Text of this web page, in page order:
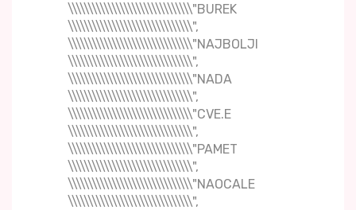
\\\\\\\\\\\\\\\\\\\\\\\\\\\\\\\"BUREK
\\\\\\\\\\\\\\\\\\\\\\\\\\\\\\\",
\\\\\\\\\\\\\\\\\\\\\\\\\\\\\\\"NAJBOLJI
\\\\\\\\\\\\\\\\\\\\\\\\\\\\\\\",
\\\\\\\\\\\\\\\\\\\\\\\\\\\\\\\"NADA
\\\\\\\\\\\\\\\\\\\\\\\\\\\\\\\",
\\\\\\\\\\\\\\\\\\\\\\\\\\\\\\\"CVE.E
\\\\\\\\\\\\\\\\\\\\\\\\\\\\\\\",
\\\\\\\\\\\\\\\\\\\\\\\\\\\\\\\"PAMET
\\\\\\\\\\\\\\\\\\\\\\\\\\\\\\\",
\\\\\\\\\\\\\\\\\\\\\\\\\\\\\\\"NAOCALE
\\\\\\\\\\\\\\\\\\\\\\\\\\\\\\\",